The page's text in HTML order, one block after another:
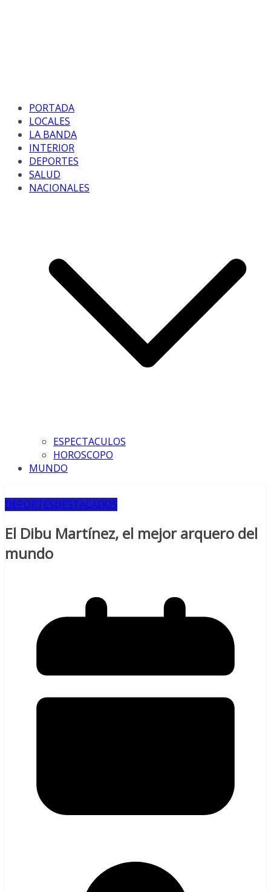
PORTADA
LOCALES
LA BANDA
INTERIOR
DEPORTES
SALUD
NACIONALES
ESPECTACULOS
HOROSCOPO
MUNDO
DEPORTESDESTACADOS
El Dibu Martínez, el mejor arquero del
mundo